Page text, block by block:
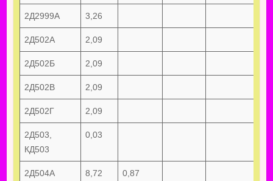
2Д2999А 3,26
2Д502А 2,09
2Д502Б 2,09
2Д502В 2,09
2Д502Г 2,09
2Д503,
КД503
0,03
2Д504А 8,72 0,87